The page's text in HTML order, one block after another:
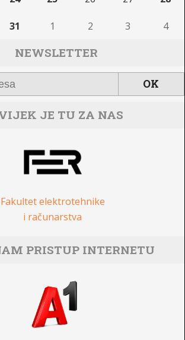
31 1 2 3 4
NEWSLETTER
JE TU ZA NAS
Fakultet elektrotehnike
i računarstva
PRISTUP INTERNETU